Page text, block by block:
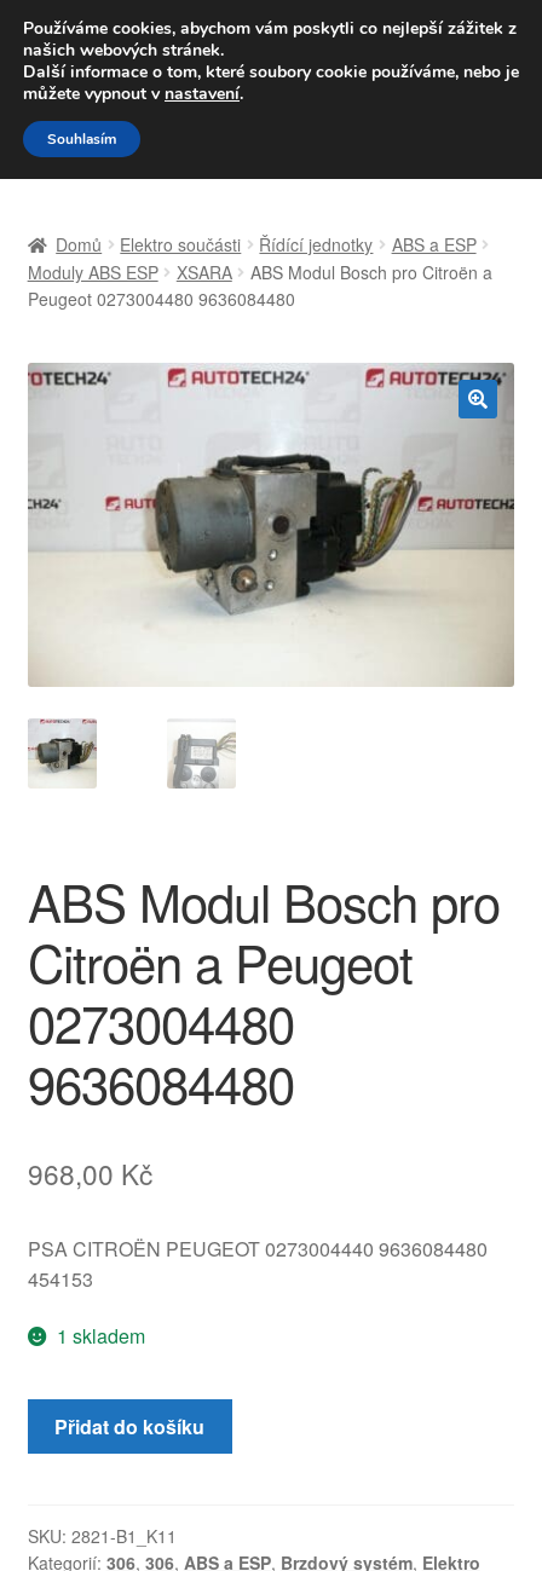
DOPRAVA od 139,-Kč
Volejte po-pá 9-16 704 494 494
Přeskočit
na
navigaci
Přejít
k
obsahu
Celosvětová doprava
Kontakt
Ochrana osobních údajů
Platby
Reklamace
Reklamační řád
Vrakoviště Citroën
Domů Elektro součásti Řídící jednotky
ABS a ESP
Moduly ABS ESP
XSARA
ABS Modul Bosch pro Citroën a
Peugeot 0273004480 9636084480
ABS Modul Bosch pro
Citroën a Peugeot
0273004480
9636084480
968,00 Kč
PSA CITROËN PEUGEOT 0273004440 9636084480
454153
1 skladem
ABS
Modul
Citroën
a
Přidat do košíku
SKU: 2821-B1_K11
Kategorií: 306, 306, ABS a ESP, Brzdový systém, Elektro
Používáme cookies, abychom vám poskytli co nejlepší zážitek z
našich webových stránek.
Další informace o tom, které soubory cookie používáme, nebo je
můžete vypnout v nastavení.
Souhlasím